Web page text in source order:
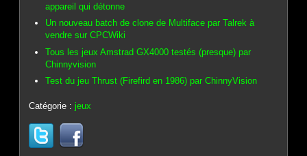
appareil qui détonne
Un nouveau batch de clone de Multiface par Talrek à
vendre sur CPCWiki
Tous les jeux Amstrad GX4000 testés (presque) par
Chinnyvision
Test du jeu Thrust (Firefird en 1986) par ChinnyVision
Catégorie :jeux